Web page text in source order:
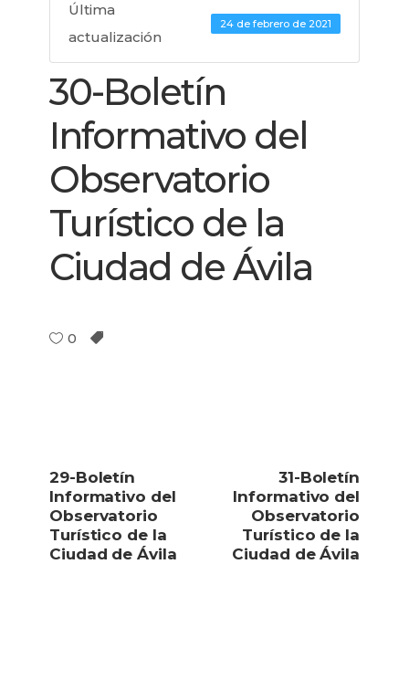
Última
actualización
24 de febrero de 2021
30-Boletín
Informativo del
Observatorio
Turístico de la
Ciudad de Ávila
0
29-Boletín
Informativo del
Observatorio
Turístico de la
Ciudad de Ávila
31-Boletín
Informativo del
Observatorio
Turístico de la
Ciudad de Ávila